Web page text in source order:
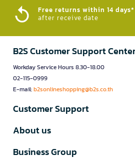
Free returns within 14 days*
after receive date
B2S Customer Support
Workday Service Hours 8.30-18.00
02-115-0999
E-mail:b2sonlineshopping@b2s.co.th
Customer Support
About us
Business Group